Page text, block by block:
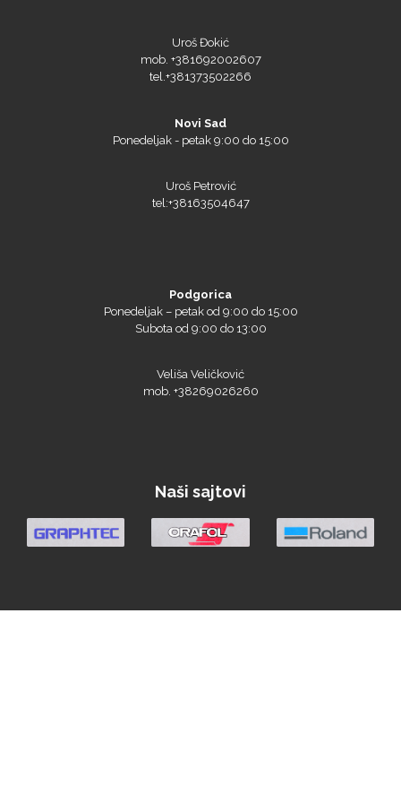
Uroš Đokić
mob. +381692002607
tel.+381373502266
Novi Sad
Ponedeljak - petak 9:00 do 15:00
Uroš Petrović
tel:+38163504647
Podgorica
Ponedeljak – petak od 9:00 do 15:00
Subota od 9:00 do 13:00
Veliša Veličković
mob. +38269026260
Naši sajtovi